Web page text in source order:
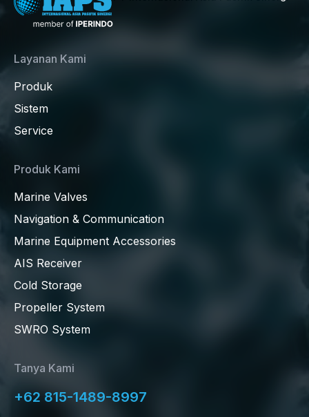
Layanan Kami
Produk
Sistem
Service
Produk Kami
Marine Valves
Navigation & Communication
Marine Equipment Accessories
AIS Receiver
Cold Storage
Propeller System
SWRO System
Tanya Kami
+62 815-1489-8997